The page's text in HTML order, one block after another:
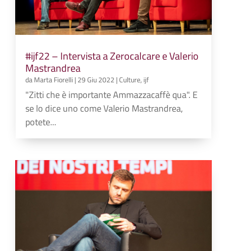
#ijf22 – Intervista a Zerocalcare e Valerio
Mastrandrea
daMarta Fiorelli | 29 Giu 2022 |Culture, ijf
"Zitti che è importante Ammazzacaffè qua". E
se lo dice uno come Valerio Mastrandrea,
potete...